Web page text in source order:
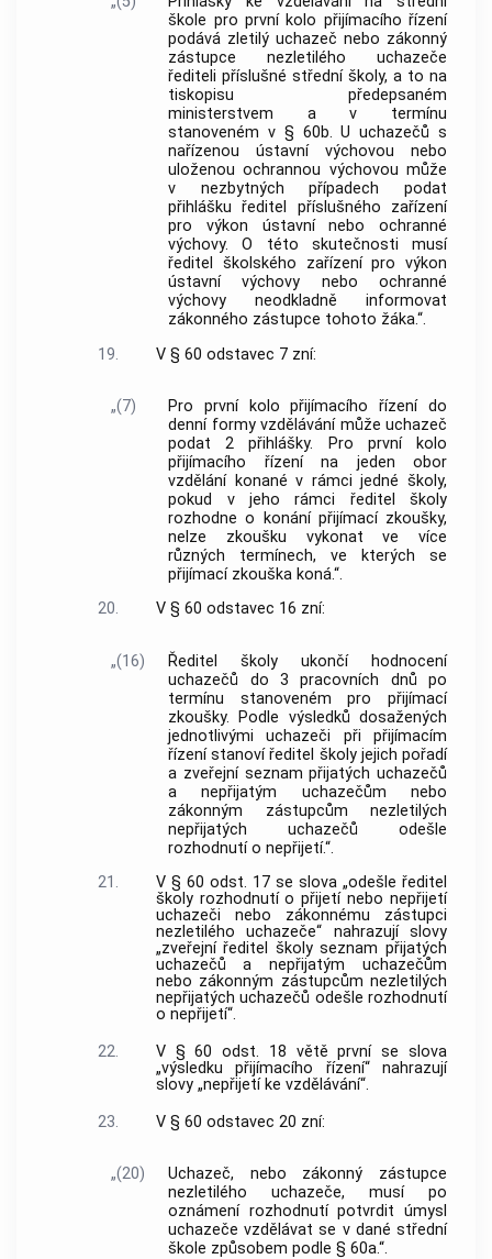
škole pro první kolo přijímacího řízení
podává zletilý uchazeč nebo zákonný
zástupce nezletilého uchazeče
řediteli příslušné střední školy, a to na
tiskopisu předepsaném
ministerstvem a v termínu
stanoveném v § 60b. U uchazečů s
nařízenou ústavní výchovou nebo
uloženou ochrannou výchovou může
v nezbytných případech podat
přihlášku ředitel příslušného zařízení
pro výkon ústavní nebo ochranné
výchovy. O této skutečnosti musí
ředitel školského zařízení pro výkon
ústavní výchovy nebo ochranné
výchovy neodkladně informovat
zákonného zástupce tohoto žáka.“.
19.
V § 60 odstavec 7 zní:
„(7)
Pro první kolo přijímacího řízení do
denní formy vzdělávání může uchazeč
podat 2 přihlášky. Pro první kolo
přijímacího řízení na jeden obor
vzdělání konané v rámci jedné školy,
pokud v jeho rámci ředitel školy
rozhodne o konání přijímací zkoušky,
nelze zkoušku vykonat ve více
různých termínech, ve kterých se
přijímací zkouška koná.“.
20.
V § 60 odstavec 16 zní:
„(16)
Ředitel školy ukončí hodnocení
uchazečů do 3 pracovních dnů po
termínu stanoveném pro přijímací
zkoušky. Podle výsledků dosažených
jednotlivými uchazeči při přijímacím
řízení stanoví ředitel školy jejich pořadí
a zveřejní seznam přijatých uchazečů
a nepřijatým uchazečům nebo
zákonným zástupcům nezletilých
nepřijatých uchazečů odešle
rozhodnutí o nepřijetí.“.
21.
V § 60 odst. 17 se slova „odešle ředitel
školy rozhodnutí o přijetí nebo nepřijetí
uchazeči nebo zákonnému zástupci
nezletilého uchazeče“ nahrazují slovy
„zveřejní ředitel školy seznam přijatých
uchazečů a nepřijatým uchazečům
nebo zákonným zástupcům nezletilých
nepřijatých uchazečů odešle rozhodnutí
o nepřijetí“.
22.
V § 60 odst. 18 větě první se slova
„výsledku přijímacího řízení“ nahrazují
slovy „nepřijetí ke vzdělávání“.
23.
V § 60 odstavec 20 zní:
„(20)
Uchazeč, nebo zákonný zástupce
nezletilého uchazeče, musí po
oznámení rozhodnutí potvrdit úmysl
uchazeče vzdělávat se v dané střední
škole způsobem podle § 60a.“.